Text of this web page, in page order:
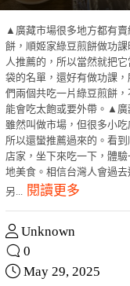
▲廣藏市場很多地方都有賣
餅，順姬家綠豆煎餅做功課
人推薦的，所以當然就把它
袋的名單，還好有做功課，
們兩個共吃一片綠豆煎餅，
能會吃太飽或要外帶。▲廣
雖然叫做市場，但很多小吃
所以還蠻推薦過來的。看到
店家，坐下來吃一下，體
地美食。相信台灣人會過去
另...
閱讀更多
Unknown
0
May 29, 2025